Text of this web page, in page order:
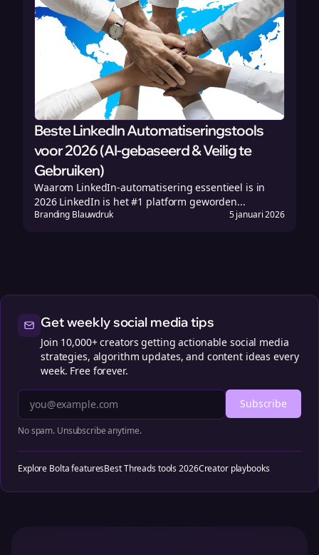
Beste LinkedIn Automatiseringstools
voor 2026 (AI-gebaseerd & Veilig te
Gebruiken)
Waarom LinkedIn-automatisering essentieel is in
2026 LinkedIn is het #1 platform geworden...
Branding Blauwdruk 5 januari 2026
Get weekly social media tips
Join 10,000+ creators getting actionable social media
strategies, algorithm updates, and content ideas every
week. Free forever.
Subscribe
No spam. Unsubscribe anytime.
Explore Bolta featuresBest Threads tools 2026Creator playbooks